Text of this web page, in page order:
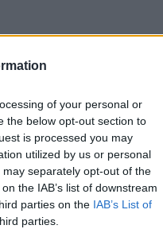
of your personal or
the below opt-out section to
is processed you may
utilized by us or personal
separately opt-out of the
the IAB’s list of downstream
parties on the IAB’s List of
parties.